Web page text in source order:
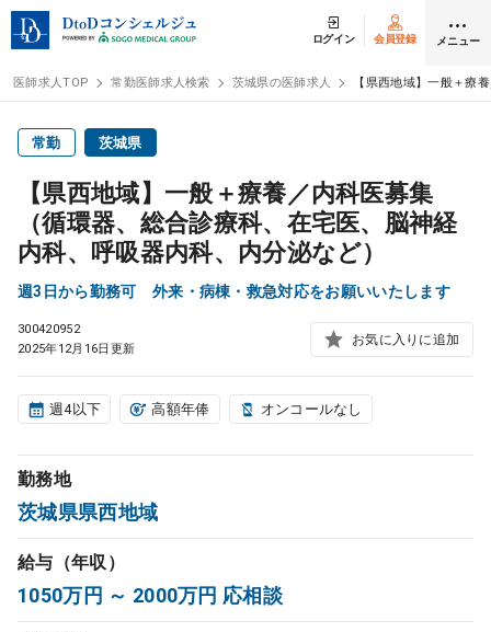
ログイン 会員登録 メニュー
医師求人
非常勤検索
スポット検索 アルバイト
DtoDの転職・アルバイト支援
コンサルタント
成功事例
医師求人TOP 常勤医師求人検索 茨城県の医師求人 【県西地域】一般＋療
常勤 茨城県
【県西地域】一般＋療養／内科医募集
（循環器、総合診療科、在宅医、脳神経
内科、呼吸器内科、内分泌など）
週3日から勤務可 外来・病棟・救急対応をお願いいたします
300420952
2025年12月16日更新
お気に入りに追加
週4以下 高額年俸 オンコールなし
勤務地
茨城県県西地域
給与（年収）
1050万円 ～ 2000万円 応相談